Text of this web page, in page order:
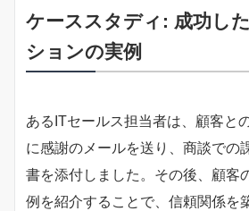
ケーススタディ: 成功し
ションの実例
あるITセールス担当者は、顧客と
に感謝のメールを送り、商談での
書を添付しました。その後、顧客
例を紹介することで、信頼関係を